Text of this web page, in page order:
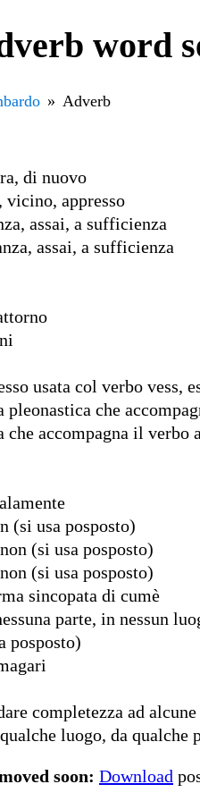
word
Adverb
di nuovo
vicino, appresso
assai, a sufficienza
assai, a sufficienza
usata col verbo vess,
pleonastica che
che accompagna il verbo
(si usa posposto)
(si usa posposto)
(si usa posposto)
sincopata di cumè
parte, in nessun
posposto)
completezza ad
luogo, da qualche
soon: Download